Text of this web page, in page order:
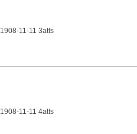
1908-11-11 3atts
1908-11-11 4atts